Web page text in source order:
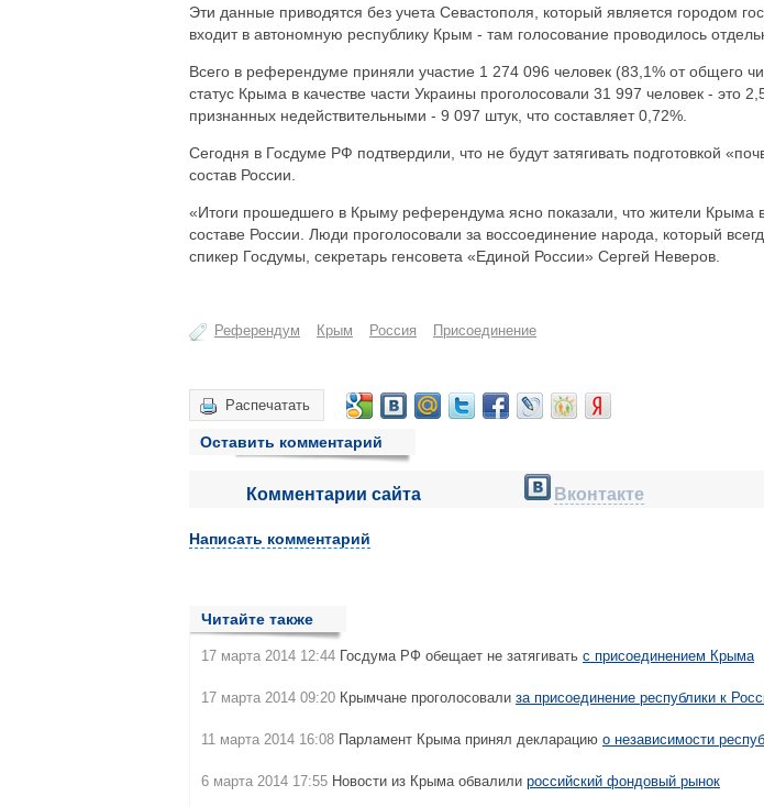
Эти данные приводятся без учета Севастополя, который является городом
входит в автономную республику Крым - там голосование проводилось
Всего в референдуме приняли участие 1 274 096 человек (83,1% от общего
статус Крыма в качестве части Украины проголосовали 31 997 человек - это
признанных недействительными - 9 097 штук, что составляет 0,72%.
Сегодня в Госдуме РФ подтвердили, что не будут затягивать подготовкой
состав России.
«Итоги прошедшего в Крыму референдума ясно показали, что жители Крыма
составе России. Люди проголосовали за воссоединение народа, который
спикер Госдумы, секретарь генсовета «Единой России» Сергей Неверов.
Референдум Крым Россия Присоединение
Распечатать
Оставить комментарий
Комментарии сайта Вконтакте
Написать комментарий
Читайте также
17 марта 2014 12:44 Госдума РФ обещает не затягивать с присоединением Крыма
17 марта 2014 09:20 Крымчане проголосовали за присоединение республики к
11 марта 2014 16:08 Парламент Крыма принял декларацию о независимости
6 марта 2014 17:55 Новости из Крыма обвалили российский фондовый рынок